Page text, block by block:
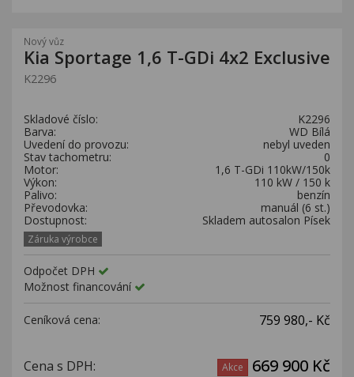
Nový vůz
Kia Sportage 1,6 T-GDi 4x2 Exclusive
K2296
Skladové číslo:
K2296
Barva:
WD Bílá
Uvedení do provozu:
nebyl uveden
Stav tachometru:
0
Motor:
1,6 T-GDi 110kW/150k
Výkon:
110 kW / 150 k
Palivo:
benzín
Převodovka:
manuál (6 st.)
Dostupnost:
Skladem autosalon Písek
Záruka výrobce
Odpočet DPH
Možnost financování
Ceníková cena: 759 980,- Kč
Cena s DPH: Akce 669 900 Kč